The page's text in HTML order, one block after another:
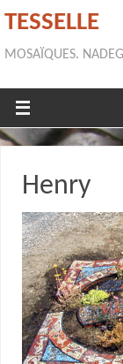
TESSELLE
MOSAÏQUES.
Henry